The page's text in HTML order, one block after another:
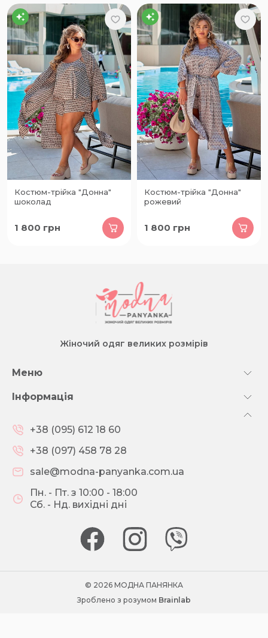
Костюм-трійка "Донна"
шоколад
1 800 грн
Костюм-трійка "Донна"
рожевий
1 800 грн
Жіночий одяг великих розмірів
Меню
Інформація
+38 (095) 612 18 60
+38 (097) 458 78 28
sale@modna-panyanka.com.ua
Пн. - Пт. з 10:00 - 18:00
Сб. - Нд. вихідні дні
© 2026 МОДНА ПАНЯНКА
Зроблено з розумом Brainlab